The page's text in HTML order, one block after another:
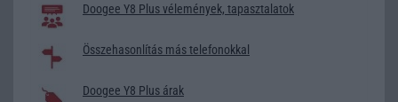
Doogee Y8 Plus vélemények, tapasztalatok
Összehasonlítás más telefonokkal
Doogee Y8 Plus árak